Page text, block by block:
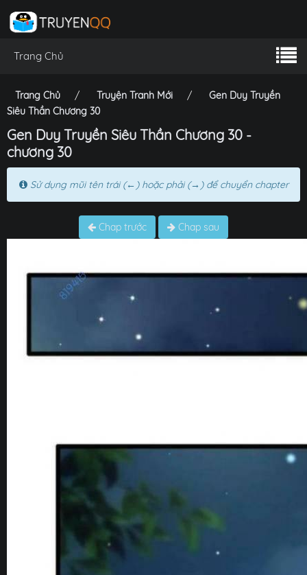
Trang Chủ
Trang Chủ Truyện Tranh Mới
Gen Duy Truyền
Siêu Thần Chương 30
Gen Duy Truyền Siêu Thần Chương 30 -
chương 30
Sử dụng mũi tên trái (←) hoặc phải (→) để chuyển chapter
Chap trước Chap sau